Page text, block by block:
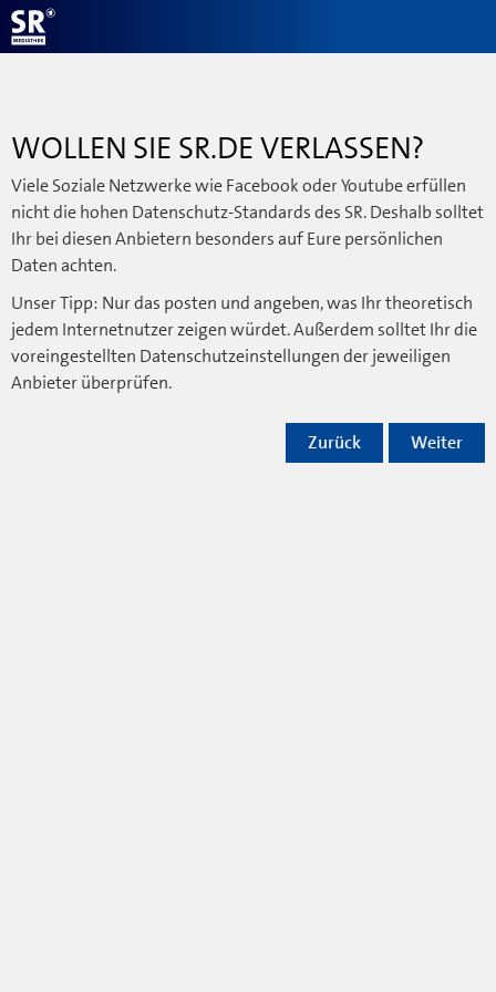
WOLLEN SIE SR.DE VERLASSEN?
Viele Soziale Netzwerke wie Facebook oder Youtube erfüllen
nicht die hohen Datenschutz-Standards des SR. Deshalb solltet
Ihr bei diesen Anbietern besonders auf Eure persönlichen
Daten achten.
Unser Tipp: Nur das posten und angeben, was Ihr theoretisch
jedem Internetnutzer zeigen würdet. Außerdem solltet Ihr die
voreingestellten Datenschutzeinstellungen der jeweiligen
Anbieter überprüfen.
Weiter
Zurück